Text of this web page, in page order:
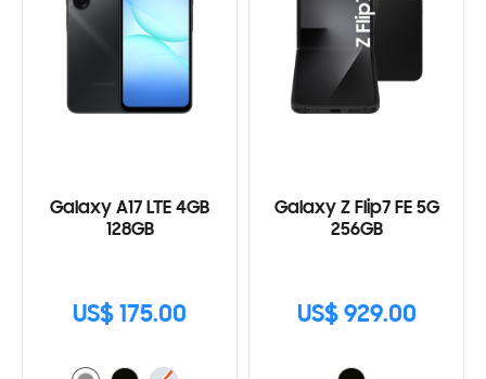
Galaxy A17 LTE 4GB
128GB
US$ 175.00
Galaxy Z Flip7 FE 5G
256GB
US$ 929.00